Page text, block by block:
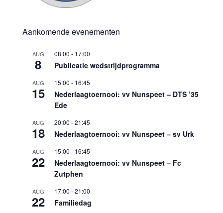
Aankomende evenementen
AUG
8
08:00 - 17:00
Publicatie wedstrijdprogramma
AUG
15
15:00 - 16:45
Nederlaagtoernooi: vv Nunspeet – DTS ’35
Ede
AUG
18
20:00 -21:45
Nederlaagtoernooi: vv Nunspeet – sv Urk
AUG
22
15:00 - 16:45
Nederlaagtoernooi: vv Nunspeet – Fc
Zutphen
AUG
22
17:00 -21:00
Familiedag